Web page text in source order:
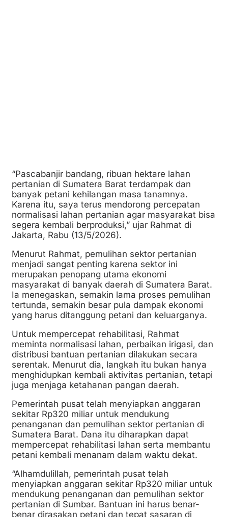
“Pascabanjir bandang, ribuan hektare lahan
pertanian di Sumatera Barat terdampak dan
banyak petani kehilangan masa tanamnya.
Karena itu, saya terus mendorong percepatan
normalisasi lahan pertanian agar masyarakat bisa
segera kembali berproduksi,” ujar Rahmat di
Jakarta, Rabu (13/5/2026).
Menurut Rahmat, pemulihan sektor pertanian
menjadi sangat penting karena sektor ini
merupakan penopang utama ekonomi
masyarakat di banyak daerah di Sumatera Barat.
Ia menegaskan, semakin lama proses pemulihan
tertunda, semakin besar pula dampak ekonomi
yang harus ditanggung petani dan keluarganya.
Untuk mempercepat rehabilitasi, Rahmat
meminta normalisasi lahan, perbaikan irigasi, dan
distribusi bantuan pertanian dilakukan secara
serentak. Menurut dia, langkah itu bukan hanya
menghidupkan kembali aktivitas pertanian, tetapi
juga menjaga ketahanan pangan daerah.
Pemerintah pusat telah menyiapkan anggaran
sekitar Rp320 miliar untuk mendukung
penanganan dan pemulihan sektor pertanian di
Sumatera Barat. Dana itu diharapkan dapat
mempercepat rehabilitasi lahan serta membantu
petani kembali menanam dalam waktu dekat.
“Alhamdulillah, pemerintah pusat telah
menyiapkan anggaran sekitar Rp320 miliar untuk
mendukung penanganan dan pemulihan sektor
pertanian di Sumbar. Bantuan ini harus benar-
benar dirasakan petani dan tepat sasaran di